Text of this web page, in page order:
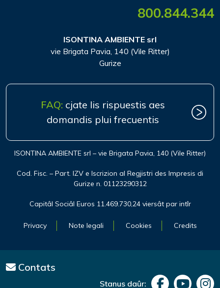
800.844.344
ISONTINA AMBIENTE srl
vie Brigata Pavia, 140 (Vile Ritter)
Gurize
FAQ: cjate lis rispuestis aes
domandis plui frecuentis
ISONTINA AMBIENTE srl – vie Brigata Pavia, 140 (Vile Ritter)
Cod. Fisc. – Part. IZV e Iscrizion al Regjistri des Impresis di
Gurize n. 01123290312
Capitâl Sociâl Euros 11.469.730,24 viersât par intîr
Privacy Note legali Cookies Credits
Contats
Stanus daûr: